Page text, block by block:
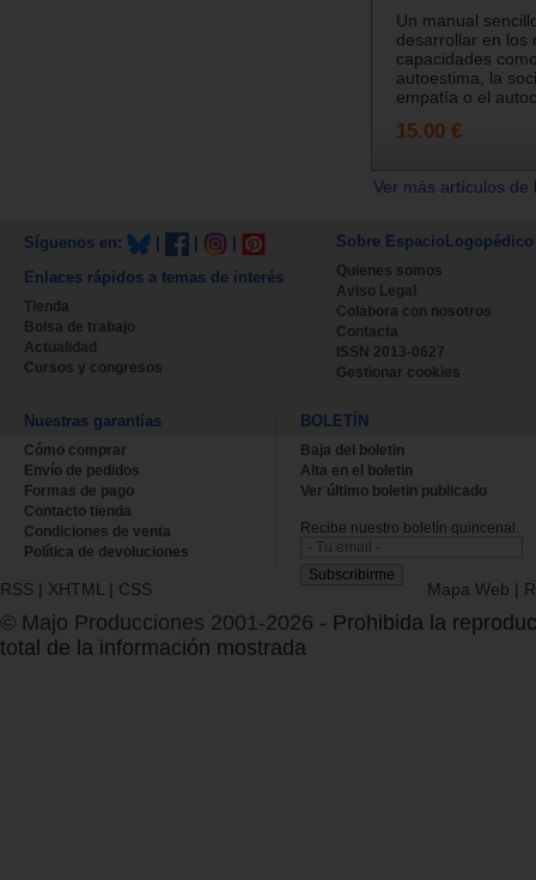
Un manual
desarrollar en los
capacidades
autoestima, la
empatía o el
15.00 €
Ver más artículos
Síguenos en:
Enlaces rápidos a temas de interés
Tienda
Bolsa de trabajo
Actualidad
Cursos y congresos
Sobre EspacioLogopédico
Quienes somos
Aviso Legal
Colabora con nosotros
Contacta
ISSN 2013-0627
Gestionar cookies
Nuestras garantías
Cómo comprar
Envío de pedidos
Formas de pago
Contacto tienda
Condiciones de venta
Política de devoluciones
BOLETÍN
Baja del boletin
Alta en el boletin
Ver último boletin publicado
Recibe nuestro boletín quincenal.
RSS | XHTML | CSS Mapa Web |
© Majo Producciones 2001-2026 - Prohibida la
total de la información mostrada